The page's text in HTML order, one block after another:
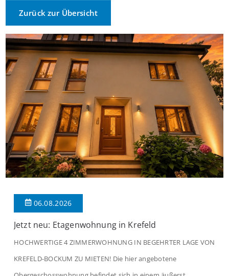
Zurück zur Übersicht
06.08.2026
Jetzt neu: Etagenwohnung in Krefeld
HOCHWERTIGE 4 ZIMMERWOHNUNG IN BEGEHRTER LAGE VON
KREFELD-BOCKUM ZU MIETEN! Die hier angebotene